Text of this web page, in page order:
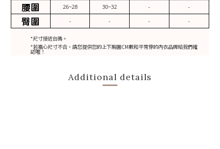
腰圍 26~28 30~32 - -
臀圍 - - - -
*尺寸接近台碼。
*若擔心尺寸不合，請您提供您的上下胸圍CM數和平常穿的內衣品牌給我們確
認喔！
Additional details